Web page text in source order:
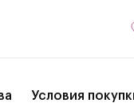
Условия